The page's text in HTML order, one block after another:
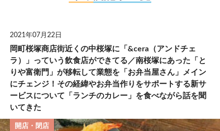
2021年07月22日
岡町桜塚商店街近くの中桜塚に「&cera（アンドチェ
ラ）」っていう飲食店ができてる／南桜塚にあった「と
りや富衛門」が移転して業態を「お弁当屋さん」メイン
にチェンジ！その経緯やお弁当作りをサポートする新サ
ービスについて「ランチのカレー」を食べながら話を聞
いてきた
開店・閉店